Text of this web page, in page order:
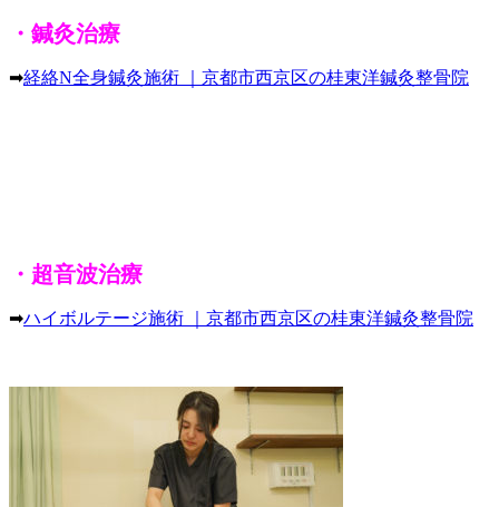
・鍼灸治療
➡経絡N全身鍼灸施術 ｜京都市西京区の桂東洋鍼灸整骨院
・超音波治療
➡ハイボルテージ施術 ｜京都市西京区の桂東洋鍼灸整骨院